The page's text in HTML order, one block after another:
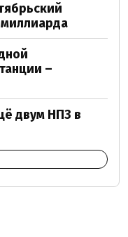
–
двум НПЗ в